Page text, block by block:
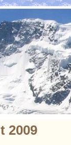
2009